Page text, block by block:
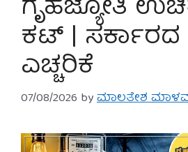
ಗೃಹಜ್ಯೋತಿ
ಕಟ್ |
ಎಚ್ಚರಿಕೆ
07/08/2026 byಮಾಲತೇಶ